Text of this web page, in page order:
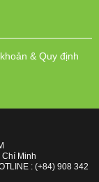
& Quy định
Chí Minh
: (+84) 908 342